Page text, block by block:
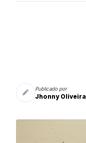
Publicado por
Jhonny Oliveira